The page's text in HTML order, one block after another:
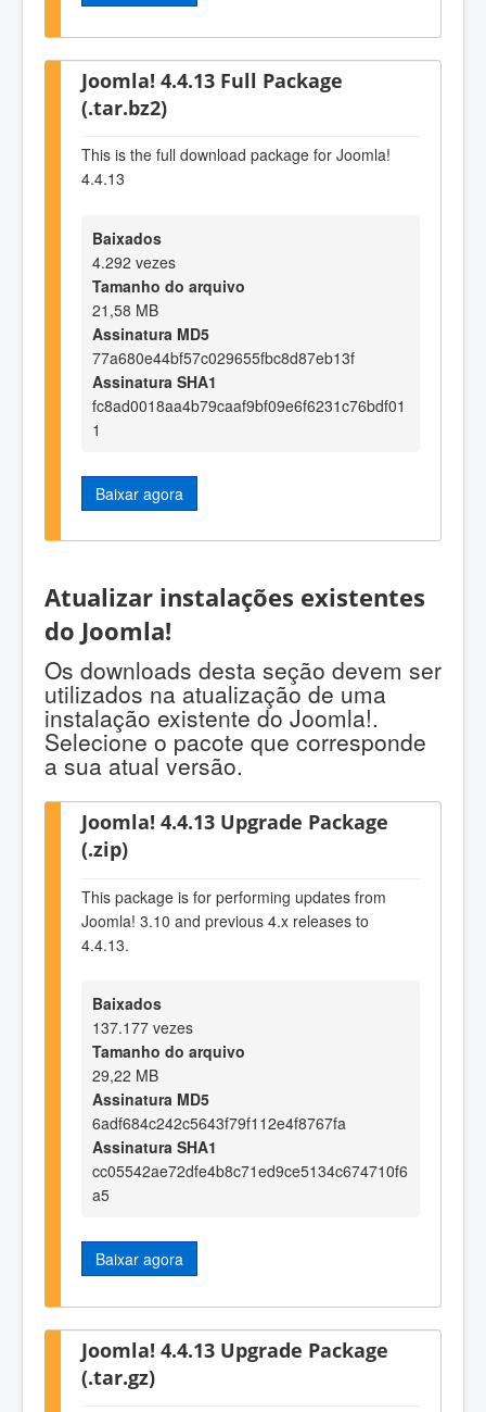
Joomla! 4.4.13 Full Package
(.tar.bz2)
This is the full download package for Joomla!
4.4.13
Baixados
4.292 vezes
Tamanho do arquivo
21,58 MB
Assinatura MD5
77a680e44bf57c029655fbc8d87eb13f
Assinatura SHA1
fc8ad0018aa4b79caaf9bf09e6f6231c76bdf01
1
Baixar agora
Atualizar instalações existentes
do Joomla!
Os downloads desta seção devem ser
utilizados na atualização de uma
instalação existente do Joomla!.
Selecione o pacote que corresponde
a sua atual versão.
Joomla! 4.4.13 Upgrade Package
(.zip)
This package is for performing updates from
Joomla! 3.10 and previous 4.x releases to
4.4.13.
Baixados
137.177 vezes
Tamanho do arquivo
29,22 MB
Assinatura MD5
6adf684c242c5643f79f112e4f8767fa
Assinatura SHA1
cc05542ae72dfe4b8c71ed9ce5134c674710f6
a5
Baixar agora
Joomla! 4.4.13 Upgrade Package
(.tar.gz)